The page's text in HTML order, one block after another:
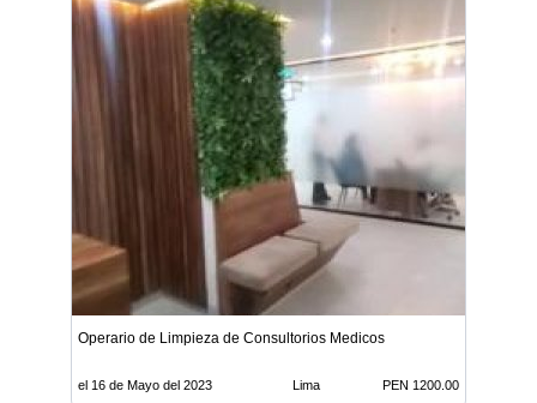
Operario de Limpieza de Consultorios Medicos
el 16 de Mayo del 2023 Lima PEN 1200.00